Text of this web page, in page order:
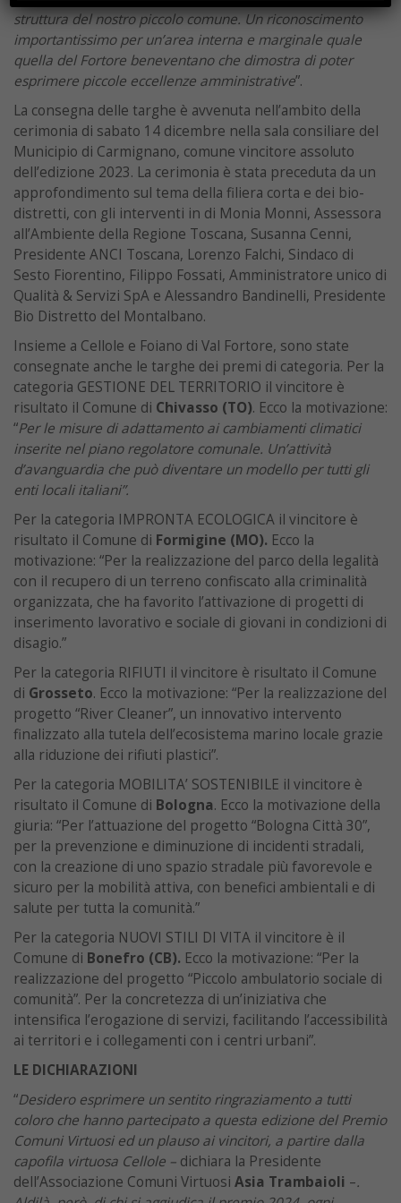
struttura del nostro piccolo comune. Un riconoscimento
importantissimo per un’area interna e marginale quale
quella del Fortore beneventano che dimostra di poter
esprimere piccole eccellenze amministrative”.
La consegna delle targhe è avvenuta nell’ambito della
cerimonia di sabato 14 dicembre nella sala consiliare del
Municipio di Carmignano, comune vincitore assoluto
dell’edizione 2023. La cerimonia è stata preceduta da un
approfondimento sul tema della filiera corta e dei bio-
distretti, con gli interventi in di Monia Monni, Assessora
all’Ambiente della Regione Toscana, Susanna Cenni,
Presidente ANCI Toscana, Lorenzo Falchi, Sindaco di
Sesto Fiorentino, Filippo Fossati, Amministratore unico di
Qualità & Servizi SpA e Alessandro Bandinelli, Presidente
Bio Distretto del Montalbano.
Insieme a Cellole e Foiano di Val Fortore, sono state
consegnate anche le targhe dei premi di categoria. Per la
categoria GESTIONE DEL TERRITORIO il vincitore è
risultato il Comune di Chivasso (TO). Ecco la motivazione:
“Per le misure di adattamento ai cambiamenti climatici
inserite nel piano regolatore comunale. Un’attività
d’avanguardia che può diventare un modello per tutti gli
enti locali italiani”.
Per la categoria IMPRONTA ECOLOGICA il vincitore è
risultato il Comune di Formigine (MO). Ecco la
motivazione: “Per la realizzazione del parco della legalità
con il recupero di un terreno confiscato alla criminalità
organizzata, che ha favorito l’attivazione di progetti di
inserimento lavorativo e sociale di giovani in condizioni di
disagio.”
Per la categoria RIFIUTI il vincitore è risultato il Comune
di Grosseto. Ecco la motivazione: “Per la realizzazione del
progetto “River Cleaner”, un innovativo intervento
finalizzato alla tutela dell’ecosistema marino locale grazie
alla riduzione dei rifiuti plastici”.
Per la categoria MOBILITA’ SOSTENIBILE il vincitore è
risultato il Comune di Bologna. Ecco la motivazione della
giuria: “Per l’attuazione del progetto “Bologna Città 30”,
per la prevenzione e diminuzione di incidenti stradali,
con la creazione di uno spazio stradale più favorevole e
sicuro per la mobilità attiva, con benefici ambientali e di
salute per tutta la comunità.”
Per la categoria NUOVI STILI DI VITA il vincitore è il
Comune di Bonefro (CB). Ecco la motivazione: “Per la
realizzazione del progetto “Piccolo ambulatorio sociale di
comunità”. Per la concretezza di un’iniziativa che
intensifica l’erogazione di servizi, facilitando l’accessibilità
ai territori e i collegamenti con i centri urbani”.
LE DICHIARAZIONI
“Desidero esprimere un sentito ringraziamento a tutti
coloro che hanno partecipato a questa edizione del Premio
Comuni Virtuosi ed un plauso ai vincitori, a partire dalla
capofila virtuosa Cellole – dichiara la Presidente
dell’Associazione Comuni Virtuosi Asia Trambaioli –.